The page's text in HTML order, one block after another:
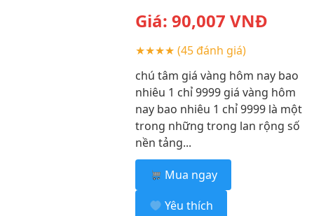
Giá: 90,007 VNĐ
★★★★ (45 đánh giá)
chú tâm giá vàng hôm nay bao
nhiêu 1 chỉ 9999 giá vàng hôm
nay bao nhiêu 1 chỉ 9999 là một
trong những trong lan rộng số
nền tảng...
Mua ngay
Yêu thích